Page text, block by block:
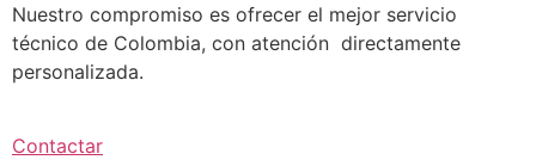
Nuestro compromiso es ofrecer el mejor servicio
técnico de Colombia, con atención directamente
personalizada.
Contactar